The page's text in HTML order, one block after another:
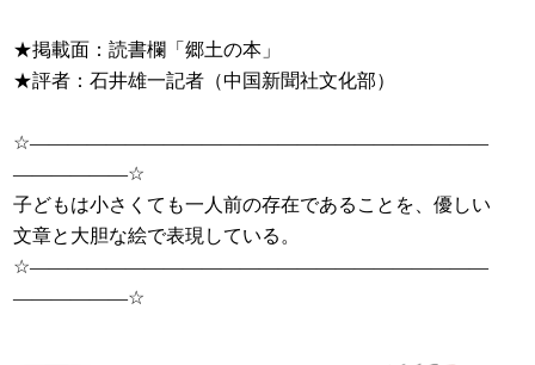
★掲載面：読書欄「郷土の本」
★評者：石井雄一記者（中国新聞社文化部）
☆――――――――――――――――――――――――
――――――☆
子どもは小さくても一人前の存在であることを、優しい
文章と大胆な絵で表現している。
☆――――――――――――――――――――――――
――――――☆